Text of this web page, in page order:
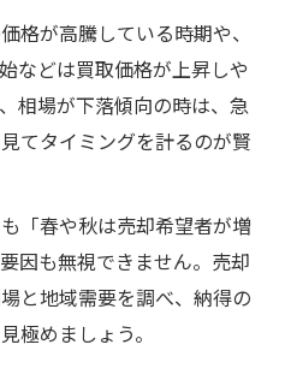
格が高騰している時期や、
などは買取価格が上昇しや
相場が下落傾向の時は、急
てタイミングを計るのが賢
「春や秋は売却希望者が増
因も無視できません。売却
と地域需要を調べ、納得の
極めましょう。